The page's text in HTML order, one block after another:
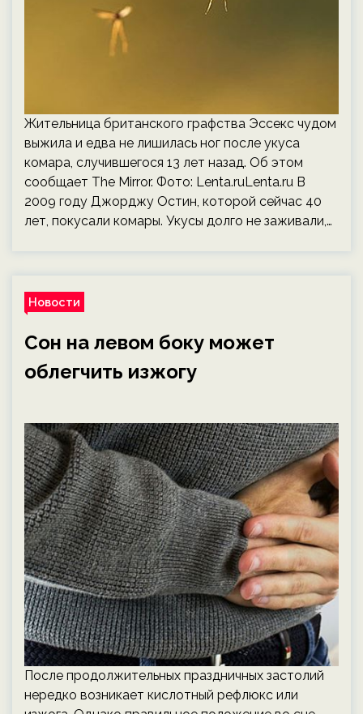
Жительница британского графства Эссекс чудом
выжила и едва не лишилась ног после укуса
комара, случившегося 13 лет назад. Об этом
сообщает The Mirror. Фото: Lenta.ruLenta.ru В
2009 году Джорджу Остин, которой сейчас 40
лет, покусали комары. Укусы долго не заживали,…
Новости
Сон на левом боку может
облегчить изжогу
После продолжительных праздничных застолий
нередко возникает кислотный рефлюкс или